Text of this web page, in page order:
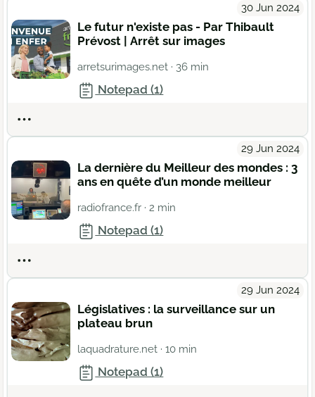
30 Jun 2024
Le futur n'existe pas - Par Thibault
Prévost | Arrêt sur images
arretsurimages.net · 36 min
Notepad (1)
29 Jun 2024
La dernière du Meilleur des mondes : 3
ans en quête d’un monde meilleur
radiofrance.fr · 2 min
Notepad (1)
29 Jun 2024
Législatives : la surveillance sur un
plateau brun
laquadrature.net · 10 min
Notepad (1)